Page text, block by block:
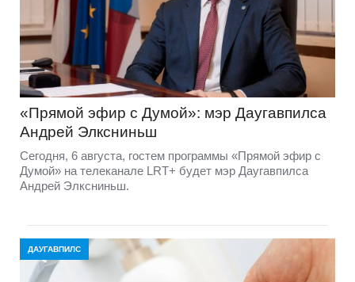
«Прямой эфир с Думой»: мэр Даугавпилса
Андрей Элксниньш
Сегодня, 6 августа, гостем программы «Прямой эфир с
Думой» на телеканале LRT+ будет мэр Даугавпилса
Андрей Элксниньш.
ДАУГАВПИЛС